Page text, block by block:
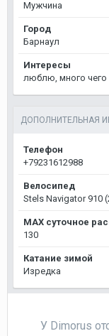
Мужчина
Город
Барнаул
Интересы
люблю, много чего
ДОПОЛНИТЕЛЬНАЯ
Телефон
+79231612988
Велосипед
Stels Navigator 910
MAX суточное
130
Катание зимой
Изредка
У Dimorus